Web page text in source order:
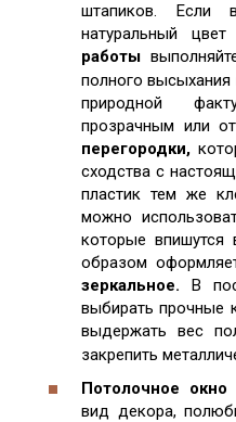
штапиков. Если
натуральный
работы
полного высыхания
природной
прозрачным или
перегородки,
сходства с
пластик тем же
можно
которые
образом
зеркальное. В
выбирать прочные
выдержать вес
закрепить
Потолочное окно
вид декора,